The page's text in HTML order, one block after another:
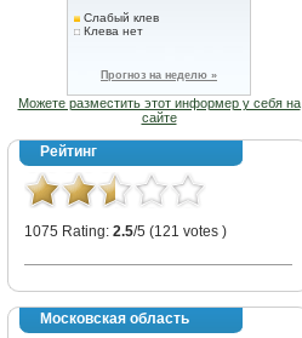
Слабый клев
Клева нет
Прогноз на неделю »
Можете разместить этот информер у себя на
сайте
Рейтинг
1075 Rating: 2.5/5 (121 votes )
Московская область